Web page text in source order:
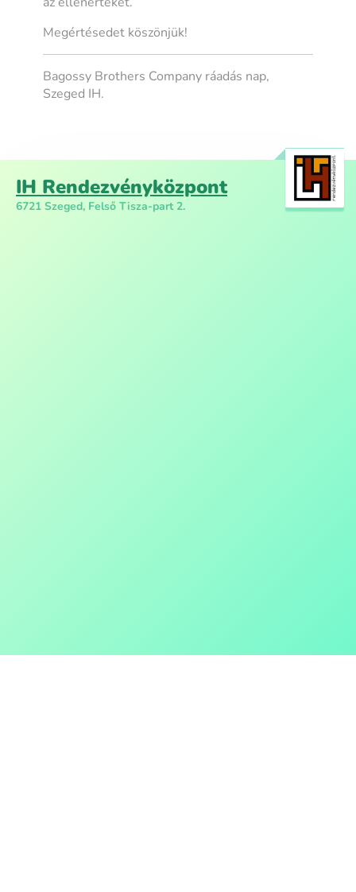
Megértésedet köszönjük!
Bagossy Brothers Company ráadás nap,
Szeged IH.
IH Rendezvényközpont
6721 Szeged, Felső Tisza-part 2.